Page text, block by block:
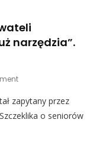
narzędzia”.
On
Tworzy
Listy
zapytany przez
o seniorów